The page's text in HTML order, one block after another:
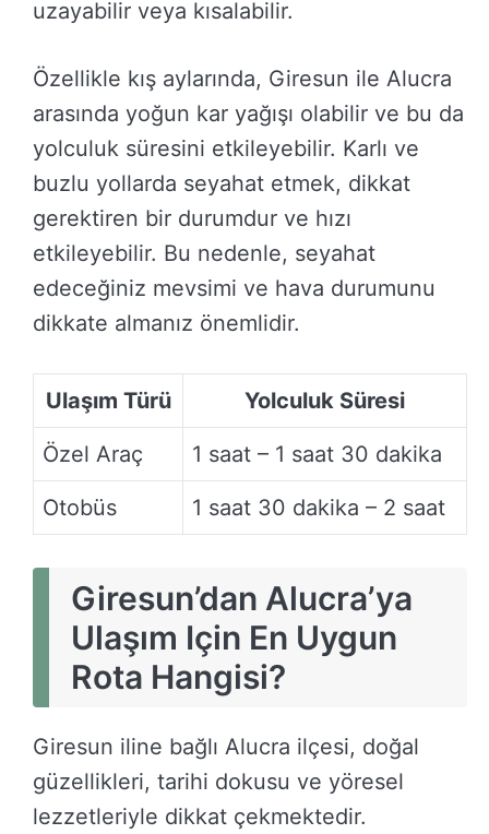
uzayabilir veya kısalabilir.
Özellikle kış aylarında, Giresun ile Alucra
arasında yoğun kar yağışı olabilir ve bu da
yolculuk süresini etkileyebilir. Karlı ve
buzlu yollarda seyahat etmek, dikkat
gerektiren bir durumdur ve hızı
etkileyebilir. Bu nedenle, seyahat
edeceğiniz mevsimi ve hava durumunu
dikkate almanız önemlidir.
Ulaşım Türü Yolculuk Süresi
Özel Araç 1 saat – 1 saat 30 dakika
Otobüs 1 saat 30 dakika – 2 saat
Giresun’dan Alucra’ya
Ulaşım Için En Uygun
Rota Hangisi?
Giresun iline bağlı Alucra ilçesi, doğal
güzellikleri, tarihi dokusu ve yöresel
lezzetleriyle dikkat çekmektedir.